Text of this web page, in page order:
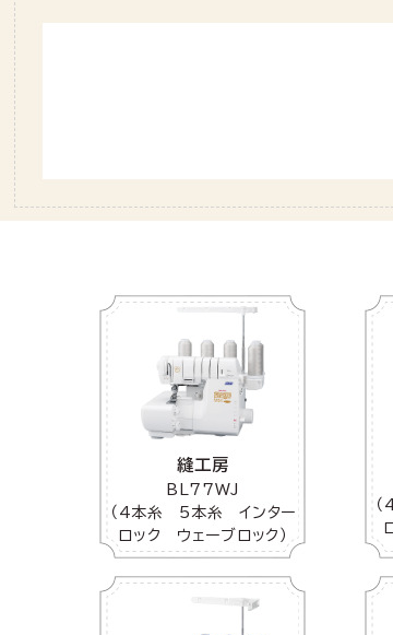
縫工房
BL77WJ
（4本糸 5本糸 インター
ロック ウェーブロック）